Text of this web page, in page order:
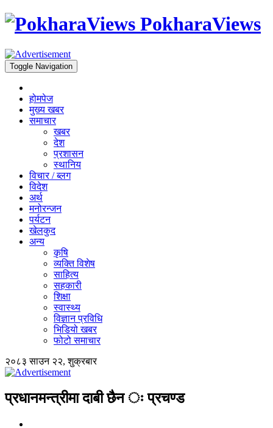
PokharaViews
Toggle Navigation
होमपेज
मुख्य खबर
समाचार
खबर
देश
प्रशासन
स्थानिय
विचार / ब्लग
विदेश
अर्थ
मनोरन्जन
पर्यटन
खेलकुद
अन्य
कृषि
व्यक्ति विशेष
साहित्य
सहकारी
शिक्षा
स्वास्थ्य
विज्ञान प्रविधि
भिडियो खबर
फोटो समाचार
२०८३ साउन २२, शुक्रबार
प्रधानमन्त्रीमा दाबी छैन ः प्रचण्ड